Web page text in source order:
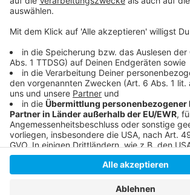
Düsseldorfer Projekte gegen Rassismus
Anzeige
Anzeige